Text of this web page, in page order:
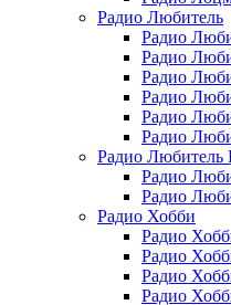
Радио Любитель
Радио
Радио
Радио
Радио
Радио
Радио
Радио
Радио
Радио
Радио Хобби
Радио
Радио
Радио
Радио